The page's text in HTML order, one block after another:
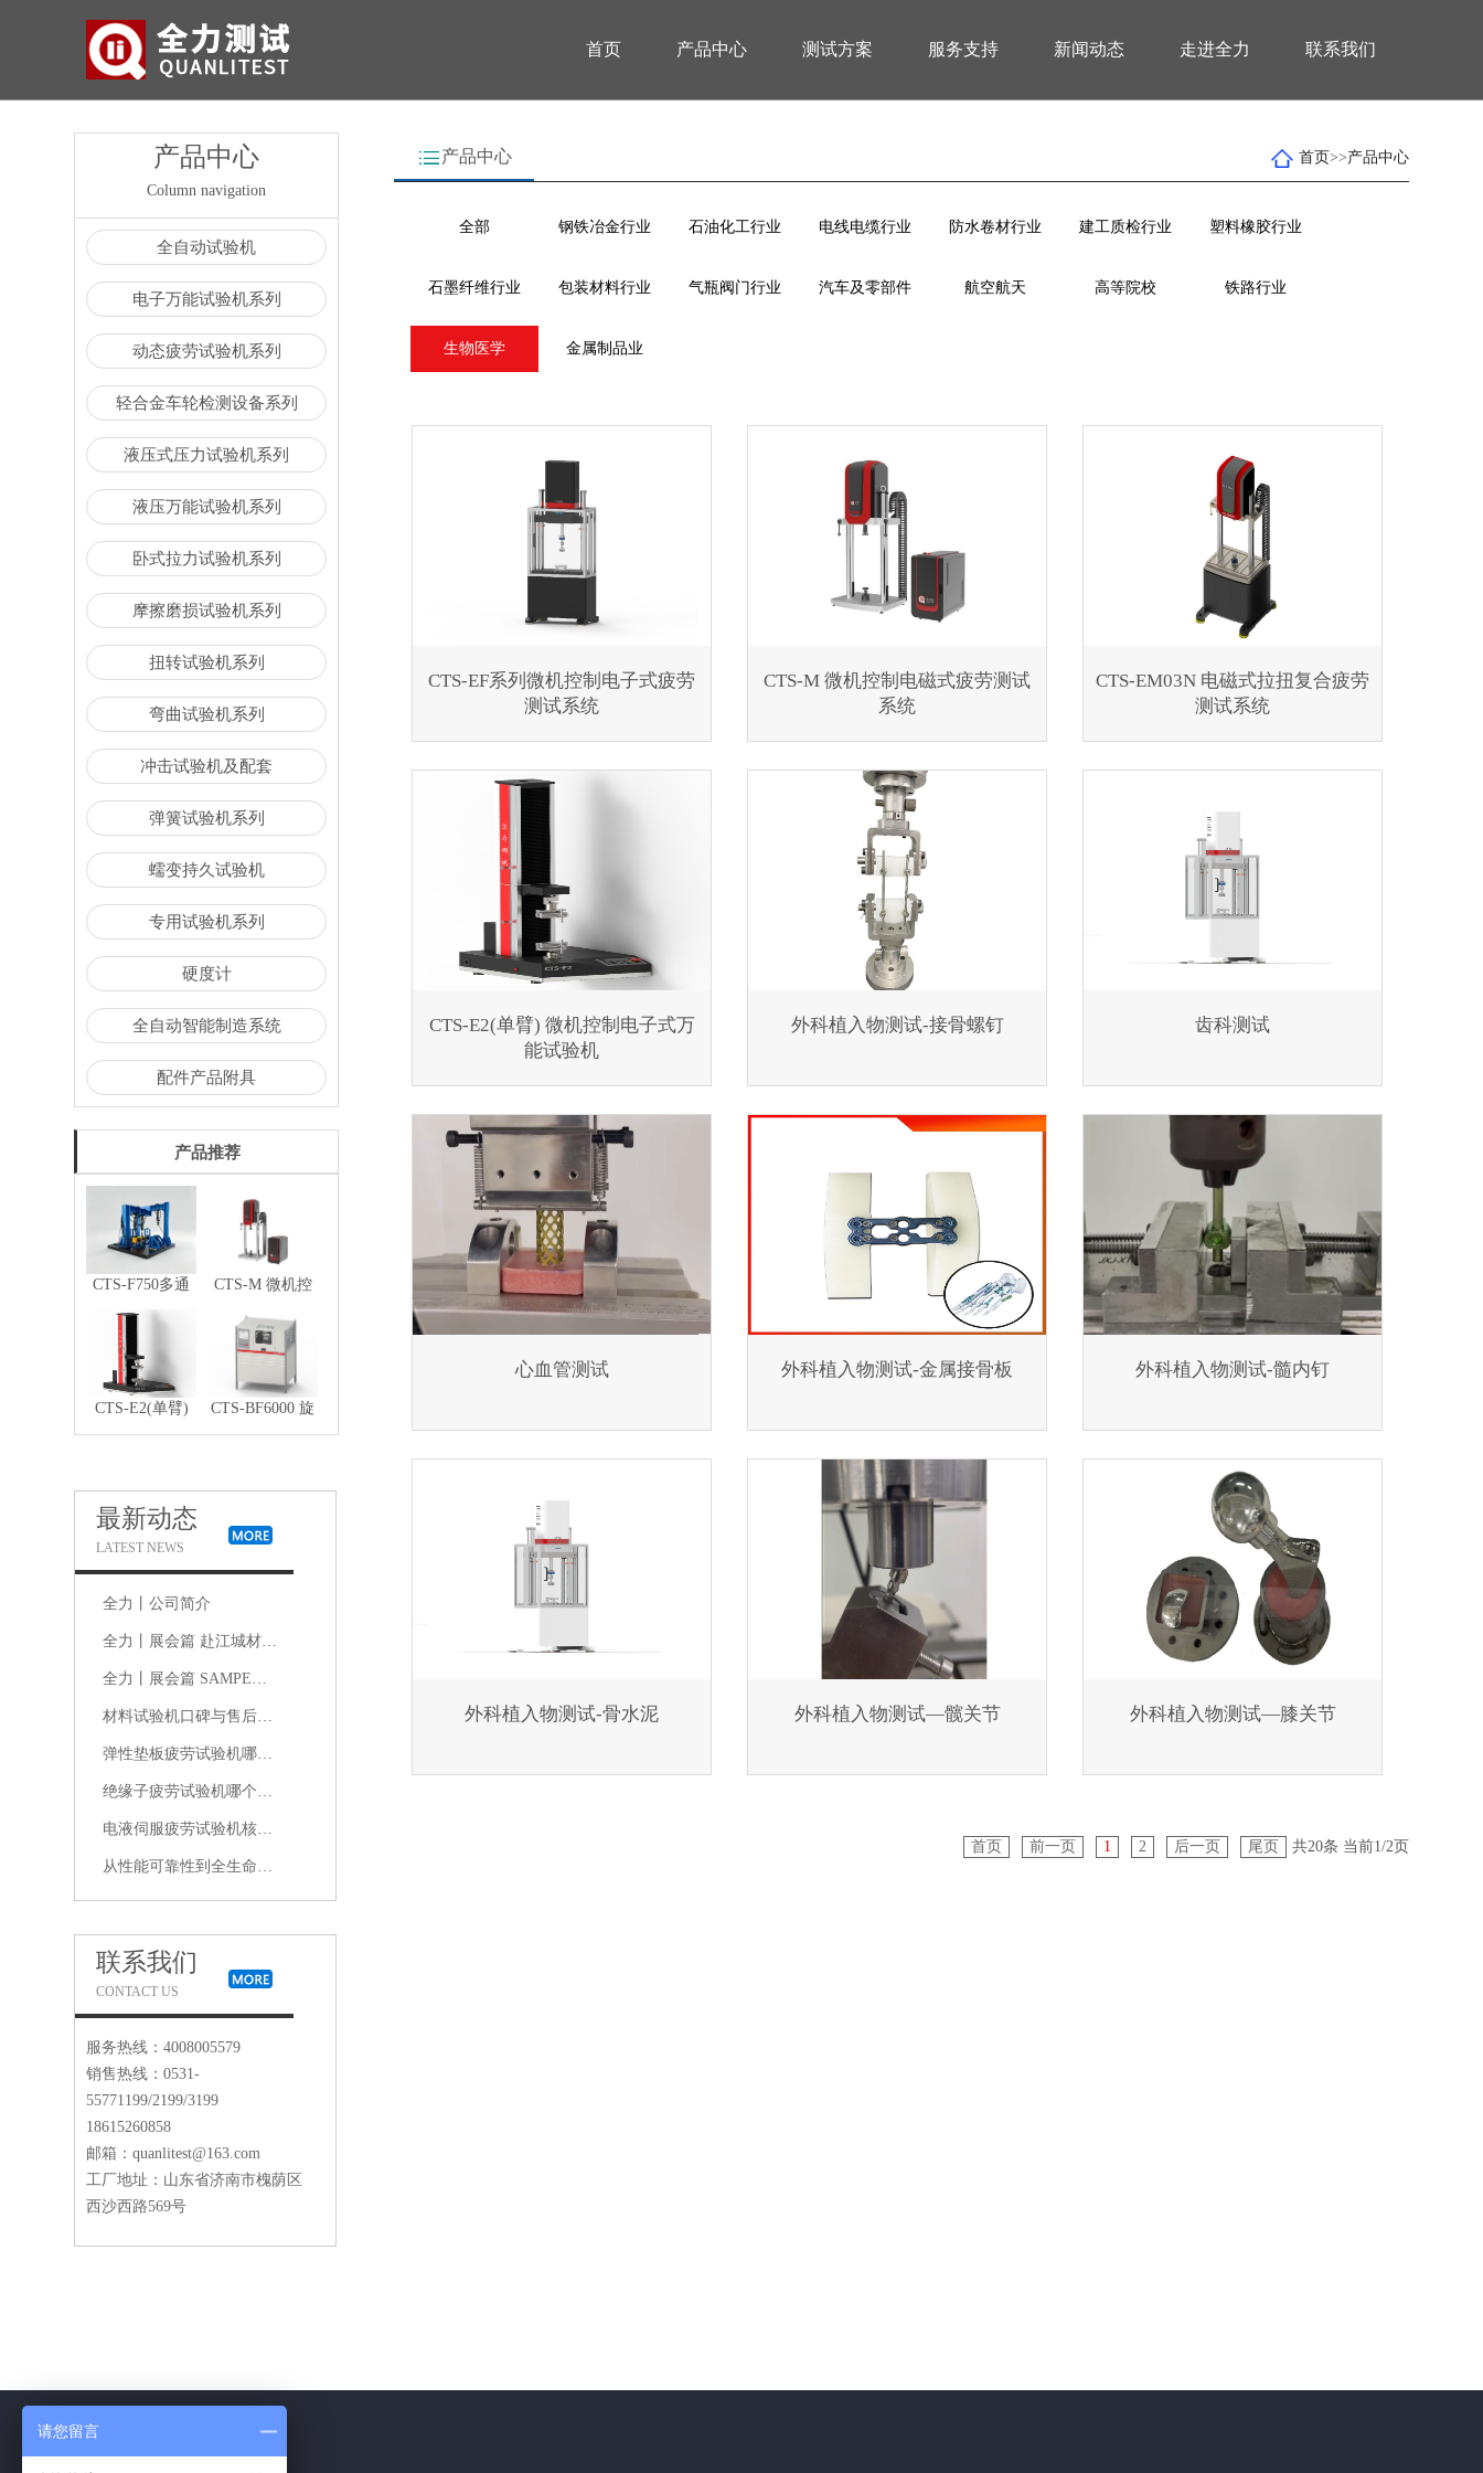
首页 产品中心 测试方案 服务支持 新闻动态 走进全力 联系我们
产品中心
Column navigation
全自动试验机
电子万能试验机系列
动态疲劳试验机系列
轻合金车轮检测设备系列
液压式压力试验机系列
液压万能试验机系列
卧式拉力试验机系列
摩擦磨损试验机系列
扭转试验机系列
弯曲试验机系列
冲击试验机及配套
弹簧试验机系列
蠕变持久试验机
专用试验机系列
硬度计
全自动智能制造系统
配件产品附具
产品推荐
CTS-F750多通
零部件疲劳试验
系统
CTS-M 微机控
试系统
CTS-E2(单臂)
微机控制电子式
CTS-BF6000 旋
转弯曲疲劳试验
最新动态
LATEST NEWS
全力丨公司简介
全力丨展会篇 赴江城材料盛会，共探新材料产业新机遇｜2026中国材料大会现场直击
全力丨展会篇 SAMPE中国2026年会：在复合材料的浪潮中，我们看见未来
材料试验机口碑与售后双优的品牌推荐：哪个厂家真正经得起长期使用检验
弹性垫板疲劳试验机哪家品牌性价比高、价格实惠且质量可靠
绝缘子疲劳试验机哪个品牌好？质量、耐用性与用户口碑综合分析
电液伺服疲劳试验机核心评价维度：品牌技术实力、用户反馈与售后服务质量
从性能可靠性到全生命周期服务：电液式脉动疲劳试验机选型关键指标
联系我们
CONTACT US
服务热线：4008005579
销售热线：0531-
55771199/2199/3199
18615260858
邮箱：quanlitest@163.com
工厂地址：山东省济南市槐荫区
西沙西路569号
首页>>产品中心
产品中心
全部 钢铁冶金行业 石油化工行业 电线电缆行业 防水卷材行业 建工质检行业 塑料橡胶行业
石墨纤维行业 包装材料行业 气瓶阀门行业 汽车及零部件 航空航天 高等院校 铁路行业
生物医学 金属制品业
CTS-EF系列微机控制电子式疲劳
测试系统
CTS-M 微机控制电磁式疲劳测试
系统
CTS-EM03N 电磁式拉扭复合疲劳
测试系统
CTS-E2(单臂) 微机控制电子式万
能试验机
外科植入物测试-接骨螺钉 齿科测试
心血管测试 外科植入物测试-金属接骨板 外科植入物测试-髓内钉
外科植入物测试-骨水泥 外科植入物测试—髋关节 外科植入物测试—膝关节
共20条 当前1/2页
首页 前一页 1 2 后一页 尾页
请您留言